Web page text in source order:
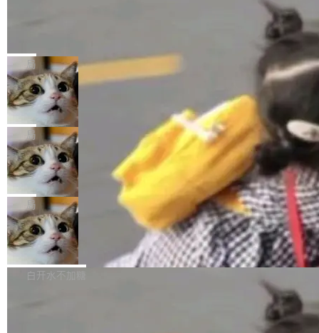
“启蒙老师”。 而今年，恰好是雷霄骅离世十周
年。FFmpeg 社区最终选择用一个大版本的名
字，留下了这份纪念。 雷霄骅曾是中国传媒大学
数字电视技术方向的博士生，长期从事视频、音
频技...
编写程序，目标是完成电商平台作者信息与商品
列表的数据匹配 —— 一项常规的数据处理任
务，最终却产生了 180 万美元的账单，实际支出
超出原定预算 860%。 更令人意外的是，该项目
最终并未成功落地，而高额算力消耗持续运行长
达 5 个月，公司直到财务对账时才察觉异常。这
意味着一个无人看管的 AI 程序，在近半年时间
里日夜不停地"烧钱"。 复盘显示，...
e CEO Clément Delangue 在 CNBC 的采访里
没有拐弯抹角。他说中国正在赢得 AI 竞赛，而
且按目前的速度，中国 AI 工具预计在今年底或
2027 年就能追上美国前沿实验室的水平。 Dela
ngue 把原因归结为一件事：开放协作。中国的
AI 开发者在一个共享和协作的生态里加速迭代，
而美国模型厂商在"闭门造车"。他的原话是 "buil
ding in silos"——各自为战，互不通气。 这个判
断从他嘴里说出来分量不同。Hugging Face 是
全球最大的开源 AI 平台，上面跑着上百万个模
型。谁在开源赛道上领先，...
局
当 AI agent 把源码变成了最好的扩展系
统，开发者工具必须开源
五年前，David Crawshaw 问过很多软件工程师
一个问题：你写过什么给自己用的程序？答案几
乎都是没有。工程师们整天用别人写的程序写程
序给别人用。偶尔有人自己写个博客系统、智能
家居控制、家庭实验室，都算稀奇事。 Crawsh
aw 是 Shelley 的作者，一个开源 AI coding age
nt。他最近在博客上写了一篇文章，核心论点很
简单：开发者工具必须开源。 理由不是传统的自
由软件情怀，而是一个跟 AI agent 直接相关的
技术判断。 两行 prompt 就能个性化任何软件 C
局
DeepSeek Harness 宣布内测邀请，全
网最大规模开源 Agent 路演现场诞生
一条内测招募帖，发出去的时候大概没人想到它
会变成一场开源 Agent 生态的路演。 8月1日，
DeepSeek Harness 团队负责人崔添翼（tiany
i）在 X 上发帖： 「如果你是 Agent Harness 相
关开源项目的开发者，希望参加 DeepSeek Har
ness 的内测，可以回复或私信联系我。请附上
局
商汤 SenseNova U1.5-Lite-Preview
开源
商汤科技宣布面向社区开源轻量级统一多模态模
型的预览版本 SenseNova U1.5-Lite-Preview。
白开水不加糖